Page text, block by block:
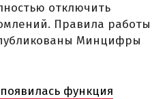
отключить
Правила работы
Минцифры
появилась функция